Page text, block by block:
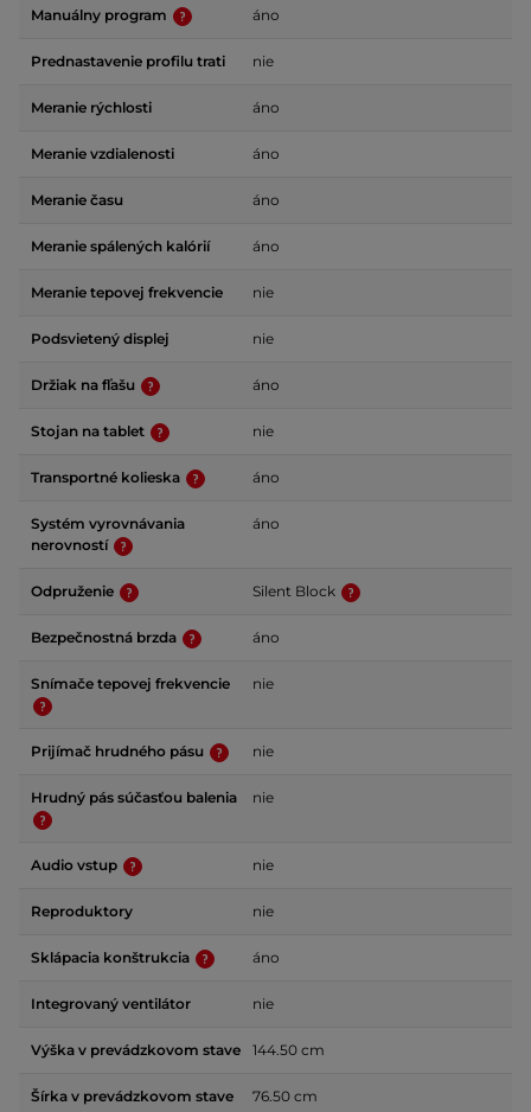
Manuálny program áno
Prednastavenie profilu trati nie
Meranie rýchlosti áno
Meranie vzdialenosti áno
Meranie času áno
Meranie spálených kalórií áno
Meranie tepovej frekvencie nie
Podsvietený displej nie
Držiak na fľašu áno
Stojan na tablet nie
Transportné kolieska áno
Systém vyrovnávania
nerovností
áno
Odpruženie Silent Block
Bezpečnostná brzda áno
Snímače tepovej frekvencie nie
Prijímač hrudného pásu nie
Hrudný pás súčasťou balenia nie
Audio vstup nie
Reproduktory nie
Sklápacia konštrukcia áno
Integrovaný ventilátor nie
Výška v prevádzkovom stave 144.50 cm
Šírka v prevádzkovom stave 76.50 cm